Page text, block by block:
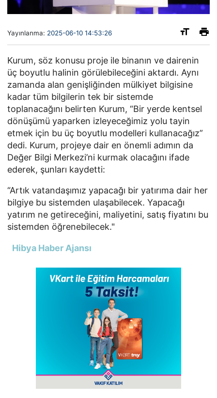
Yayınlanma: 2025-06-10 14:53:26
Kurum, söz konusu proje ile binanın ve dairenin
üç boyutlu halinin görülebileceğini aktardı. Aynı
zamanda alan genişliğinden mülkiyet bilgisine
kadar tüm bilgilerin tek bir sistemde
toplanacağını belirten Kurum, “Bir yerde kentsel
dönüşümü yaparken izleyeceğimiz yolu tayin
etmek için bu üç boyutlu modelleri kullanacağız”
dedi. Kurum, projeye dair en önemli adımın da
Değer Bilgi Merkezi’ni kurmak olacağını ifade
ederek, şunları kaydetti:
“Artık vatandaşımız yapacağı bir yatırıma dair her
bilgiye bu sistemden ulaşabilecek. Yapacağı
yatırım ne getireceğini, maliyetini, satış fiyatını bu
sistemden öğrenebilecek."
Hibya Haber Ajansı